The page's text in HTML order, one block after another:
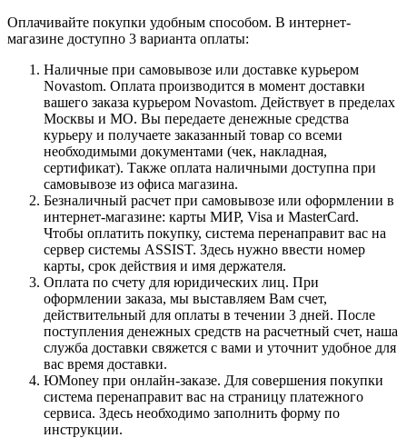
Оплачивайте покупки удобным способом. В интернет-
магазине доступно 3 варианта оплаты:
Наличные при самовывозе или доставке курьером
Novastom. Оплата производится в момент доставки
вашего заказа курьером Novastom. Действует в пределах
Москвы и МО. Вы передаете денежные средства
курьеру и получаете заказанный товар со всеми
необходимыми документами (чек, накладная,
сертификат). Также оплата наличными доступна при
самовывозе из офиса магазина.
Безналичный расчет при самовывозе или оформлении в
интернет-магазине: карты МИР, Visa и MasterCard.
Чтобы оплатить покупку, система перенаправит вас на
сервер системы ASSIST. Здесь нужно ввести номер
карты, срок действия и имя держателя.
Оплата по счету для юридических лиц. При
оформлении заказа, мы выставляем Вам счет,
действительный для оплаты в течении 3 дней. После
поступления денежных средств на расчетный счет, наша
служба доставки свяжется с вами и уточнит удобное для
вас время доставки.
ЮMoney при онлайн-заказе. Для совершения покупки
система перенаправит вас на страницу платежного
сервиса. Здесь необходимо заполнить форму по
инструкции.